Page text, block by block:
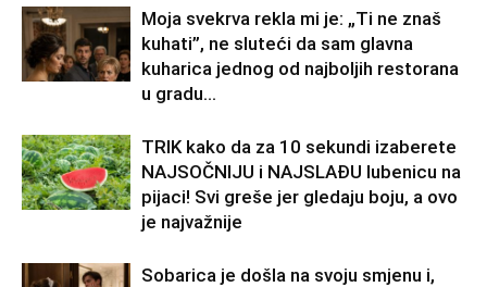
Moja svekrva rekla mi je: „Ti ne znaš
kuhati”, ne sluteći da sam glavna
kuharica jednog od najboljih restorana
u gradu…
TRIK kako da za 10 sekundi izaberete
NAJSOČNIJU i NAJSLAĐU lubenicu na
pijaci! Svi greše jer gledaju boju, a ovo
je najvažnije
Sobarica je došla na svoju smjenu i,